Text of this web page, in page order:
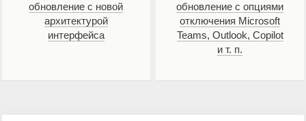
обновление с новой
архитектурой
интерфейса
обновление с опциями
отключения Microsoft
Teams, Outlook, Copilot
и т. п.